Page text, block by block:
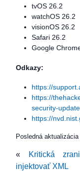
tvOS 26.2
watchOS 26.2
visionOS 26.2
Safari 26.2
Google
Odkazy:
https://
https://
security-
https://
Posledná aktualizácia
«
Kritická
injektovať XML